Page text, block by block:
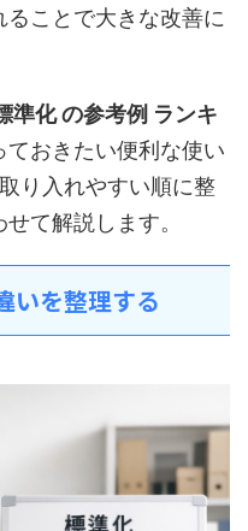
ことで大きな改善に
準化 の参考例 ランキ
ておきたい便利な使い
り入れやすい順に整
て解説します。
いを整理する